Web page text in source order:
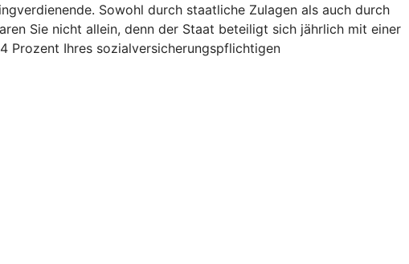
Sowohl durch staatliche Zulagen als auch durch
Sie nicht allein, denn der Staat beteiligt sich jährlich mit einer
Prozent Ihres sozialversicherungspflichtigen